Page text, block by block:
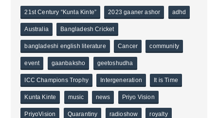
21st Century “Kunta Kinte” 2023 gaaner ashor adhd
Australia Bangladesh Cricket
bangladeshi english literature Cancer community
event gaanbaksho geetoshudha
ICC Champions Trophy Intergeneration It is Time
Kunta Kinte music news Priyo Vision
PriyoVision Quarantiny radioshow royalty